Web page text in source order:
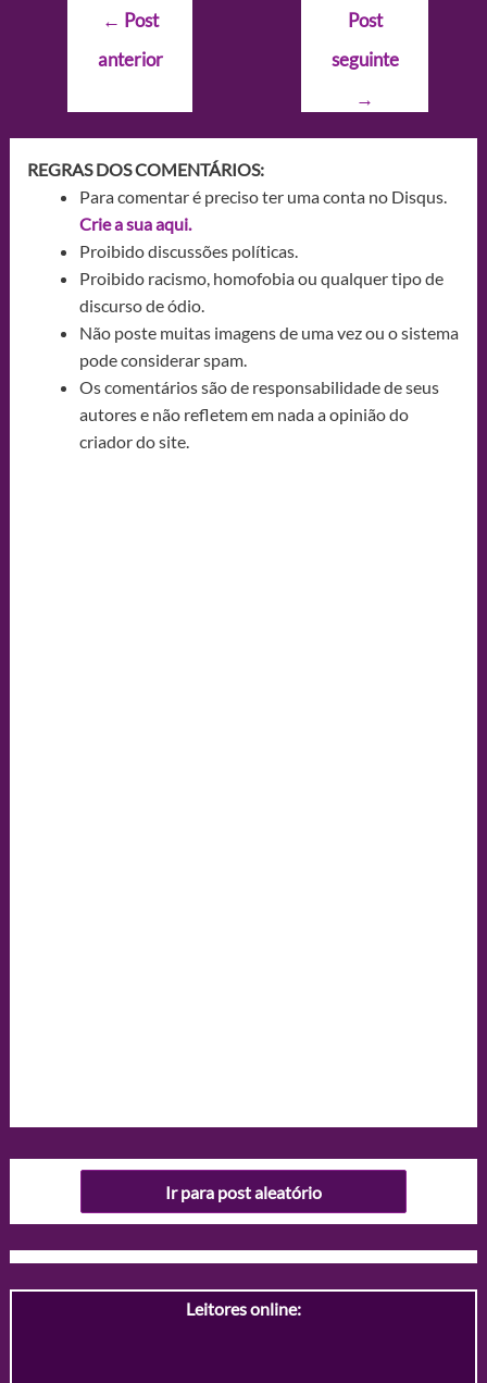
Navegação
Post
← Post
anterior
Post
seguinte
→
REGRAS DOS COMENTÁRIOS:
Para comentar é preciso ter uma conta no Disqus.
Crie a sua aqui.
Proibido discussões políticas.
Proibido racismo, homofobia ou qualquer tipo de
discurso de ódio.
Não poste muitas imagens de uma vez ou o sistema
pode considerar spam.
Os comentários são de responsabilidade de seus
autores e não refletem em nada a opinião do
criador do site.
Ir para post aleatório
Leitores online: